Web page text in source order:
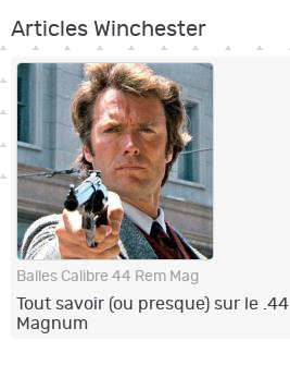
Articles Winchester
Balles Calibre 44 Rem Mag
Tout savoir (ou presque) sur le .44
Magnum